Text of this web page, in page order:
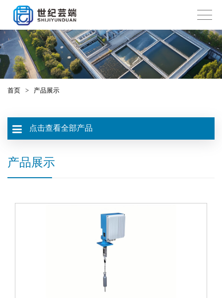
首页 > 产品展示
点击查看全部产品
产品展示